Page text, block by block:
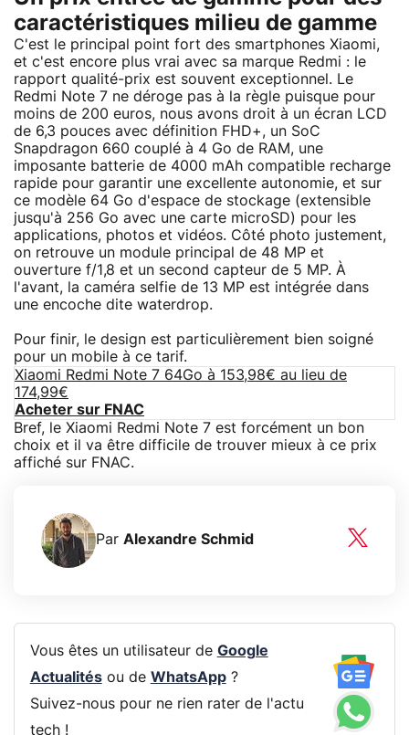
caractéristiques milieu de gamme
C'est le principal point fort des smartphones Xiaomi,
et c'est encore plus vrai avec sa marque Redmi : le
rapport qualité-prix est souvent exceptionnel. Le
Redmi Note 7 ne déroge pas à la règle puisque pour
moins de 200 euros, nous avons droit à un écran LCD
de 6,3 pouces avec définition FHD+, un SoC
Snapdragon 660 couplé à 4 Go de RAM, une
imposante batterie de 4000 mAh compatible recharge
rapide pour garantir une excellente autonomie, et sur
ce modèle 64 Go d'espace de stockage (extensible
jusqu'à 256 Go avec une carte microSD) pour les
applications, photos et vidéos. Côté photo justement,
on retrouve un module principal de 48 MP et
ouverture f/1,8 et un second capteur de 5 MP. À
l'avant, la caméra selfie de 13 MP est intégrée dans
une encoche dite waterdrop.
Pour finir, le design est particulièrement bien soigné
pour un mobile à ce tarif.
Xiaomi Redmi Note 7 64Go à 153,98€ au lieu de
174,99€
Acheter sur FNAC
Bref, le Xiaomi Redmi Note 7 est forcément un bon
choix et il va être difficile de trouver mieux à ce prix
affiché sur FNAC.
Par Alexandre Schmid
Vous êtes un utilisateur de Google
Actualitésou de WhatsApp?
Suivez-nous pour ne rien rater de l'actu
tech !